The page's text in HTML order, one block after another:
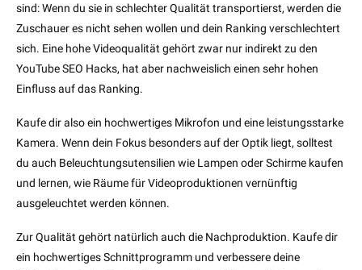
sind: Wenn du sie in schlechter Qualität transportierst, werden die
Zuschauer es nicht sehen wollen und dein Ranking verschlechtert
sich. Eine hohe Videoqualität gehört zwar nur indirekt zu den
YouTube SEO Hacks, hat aber nachweislich einen sehr hohen
Einfluss auf das Ranking.
Kaufe dir also ein hochwertiges Mikrofon und eine leistungsstarke
Kamera. Wenn dein Fokus besonders auf der Optik liegt, solltest
du auch Beleuchtungsutensilien wie Lampen oder Schirme kaufen
und lernen, wie Räume für Videoproduktionen vernünftig
ausgeleuchtet werden können.
Zur Qualität gehört natürlich auch die Nachproduktion. Kaufe dir
ein hochwertiges Schnittprogramm und verbessere deine